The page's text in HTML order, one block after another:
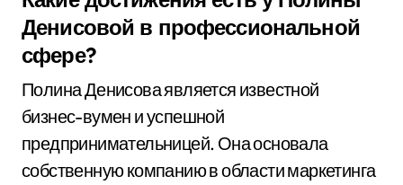
Денисовой в профессиональной
сфере?
Полина Денисова является известной
бизнес-вумен и успешной
предпринимательницей. Она основала
собственную компанию в области маркетинга